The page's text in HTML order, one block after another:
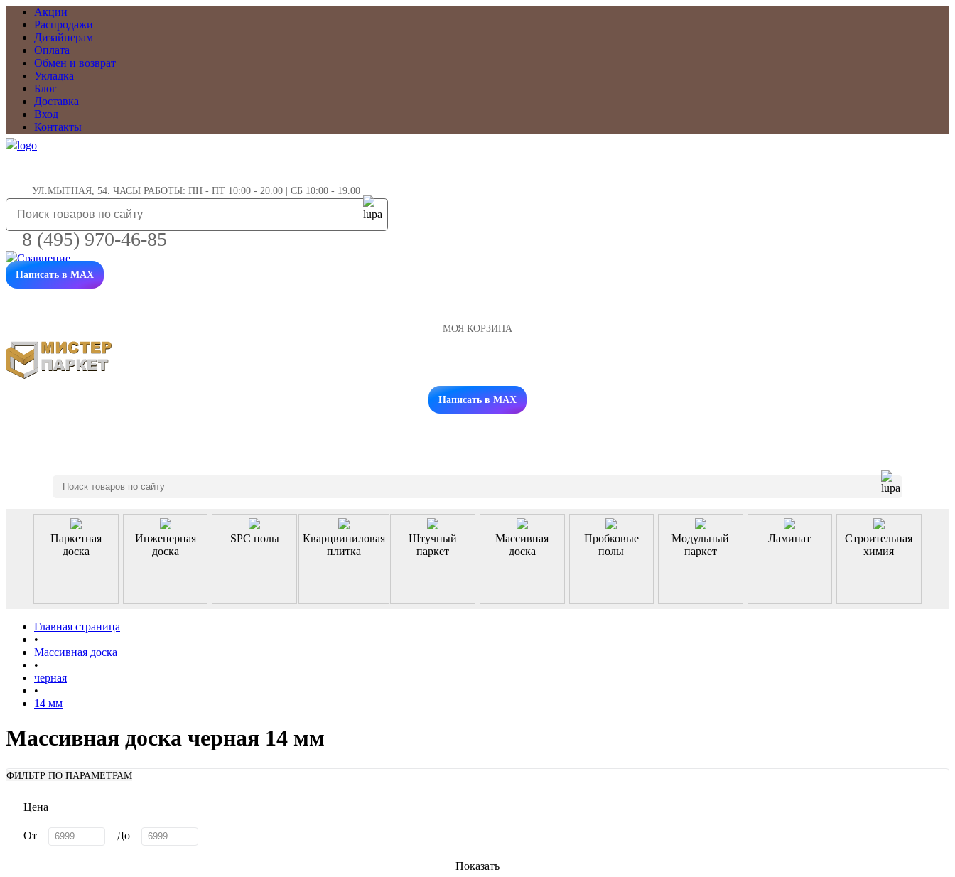
Акции
Распродажи
Дизайнерам
Оплата
Обмен и возврат
Укладка
Блог
Доставка
Вход
Контакты
УЛ.МЫТНАЯ, 54. ЧАСЫ РАБОТЫ: ПН - ПТ 10:00 - 20.00 | СБ 10:00 - 19.00
8 (495) 970-46-85
Написать в MAX
МОЯ КОРЗИНА
Заказать звонок
Написать в MAX
Паркетная
доска
Инженерная
доска
SPC полы
Кварцвиниловая
плитка
Штучный
паркет
Массивная
доска
Пробковые
полы
Модульный
паркет
Ламинат
Строительная
химия
Главная страница
•
Массивная доска
•
черная
•
14 мм
Массивная доска черная 14 мм
ФИЛЬТР ПО ПАРАМЕТРАМ
Цена
От До
Показать